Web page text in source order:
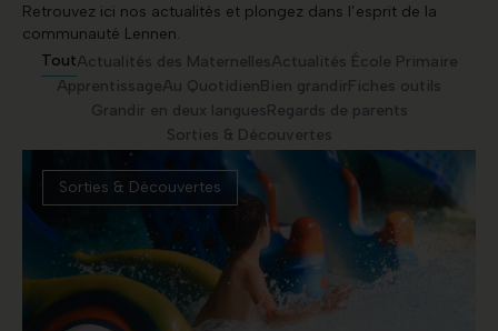
Retrouvez ici nos actualités et plongez dans l’esprit de la
communauté Lennen.
Actualités des MaternellesActualités École Primaire
ApprentissageAu QuotidienBien grandirFiches outils
Grandir en deux languesRegards de parents
Sorties & Découvertes
Tout
Sorties & Découvertes